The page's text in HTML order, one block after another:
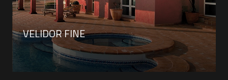
VELIDOR FINE